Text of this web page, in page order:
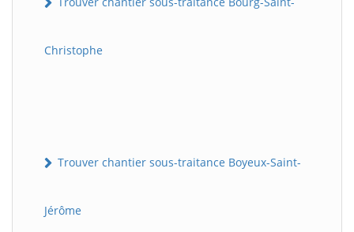
Christophe
Trouver chantier sous-traitance Boyeux-Saint-
Jérôme